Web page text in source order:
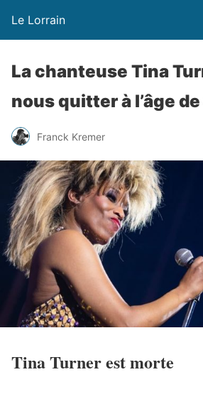
Le Lorrain
La chanteuse Tina
nous quitter à l’âge
Franck Kremer
Tina Turner est morte